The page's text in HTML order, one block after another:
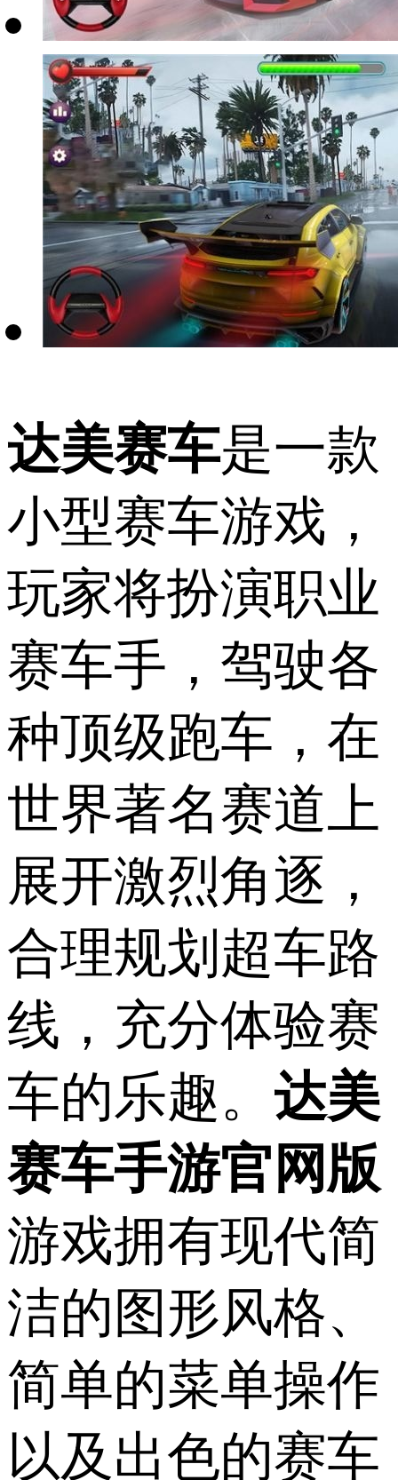
达美赛车是一款
小型赛车游戏，
玩家将扮演职业
赛车手，驾驶各
种顶级跑车，在
世界著名赛道上
展开激烈角逐，
合理规划超车路
线，充分体验赛
车的乐趣。 达美
赛车手游官网版
游戏拥有现代简
洁的图形风格、
简单的菜单操作
以及出色的赛车